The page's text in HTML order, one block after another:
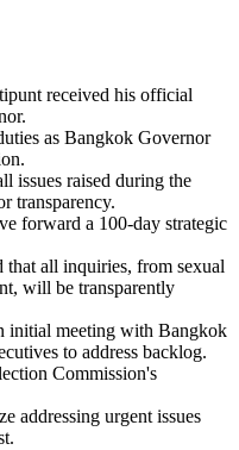
received his official
as Bangkok Governor
issues raised during the
transparency.
forward a 100-day strategic
that all inquiries, from sexual
will be transparently
initial meeting with Bangkok
to address backlog.
Commission's
addressing urgent issues